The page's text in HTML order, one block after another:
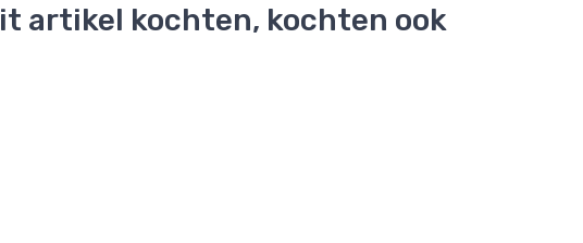
artikel kochten, kochten ook